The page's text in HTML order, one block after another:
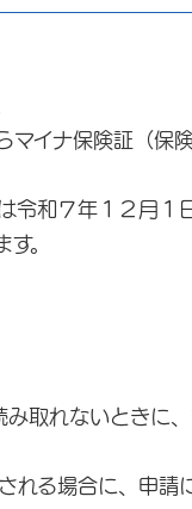
イナ保険証（保
令和７年１２月１
。
取れないときに
る場合に、申請